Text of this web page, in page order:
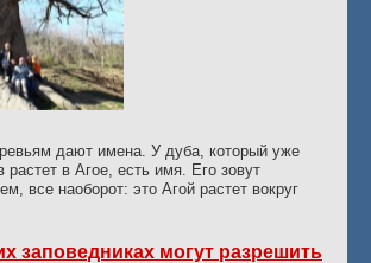
дают имена. У дуба, который уже
растет в Агое, есть имя. Его зовут
все наоборот: это Агой растет вокруг
заповедниках могут разрешить